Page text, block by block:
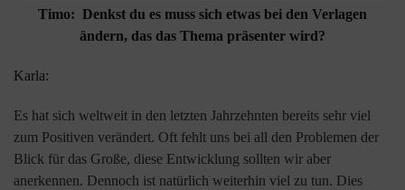
Timo: Denkst du es muss sich etwas bei den Verlagen
ändern, das das Thema präsenter wird?
Karla:
Es hat sich weltweit in den letzten Jahrzehnten bereits sehr viel
zum Positiven verändert. Oft fehlt uns bei all den Problemen der
Blick für das Große, diese Entwicklung sollten wir aber
anerkennen. Dennoch ist natürlich weiterhin viel zu tun. Dies